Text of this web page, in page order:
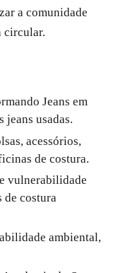
a comunidade
circular.
Jeans em
jeans usadas.
acessórios,
de costura.
vulnerabilidade
de costura
ambiental,